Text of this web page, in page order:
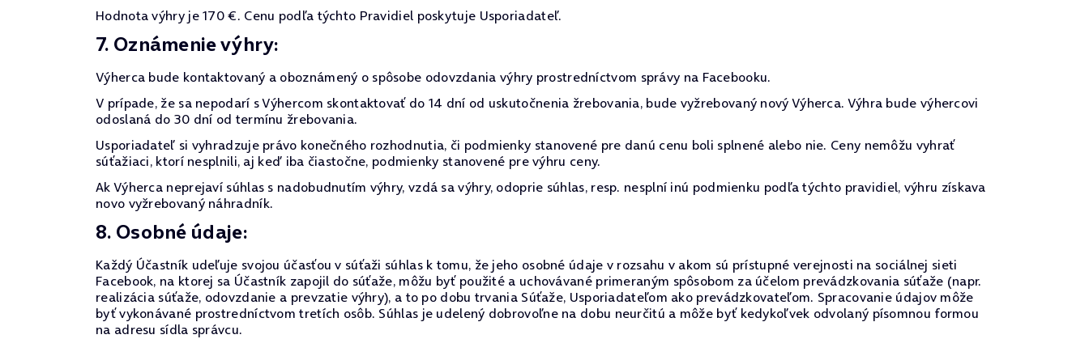
Hodnota výhry je 170 €. Cenu podľa týchto Pravidiel poskytuje Usporiadateľ.
7. Oznámenie výhry:
Výherca bude kontaktovaný a oboznámený o spôsobe odovzdania výhry prostredníctvom správy na Facebooku.
V prípade, že sa nepodarí s Výhercom skontaktovať do 14 dní od uskutočnenia žrebovania, bude vyžrebovaný nový Výherca. Výhra bude výhercovi
odoslaná do 30 dní od termínu žrebovania.
Usporiadateľ si vyhradzuje právo konečného rozhodnutia, či podmienky stanovené pre danú cenu boli splnené alebo nie. Ceny nemôžu vyhrať
súťažiaci, ktorí nesplnili, aj keď iba čiastočne, podmienky stanovené pre výhru ceny.
Ak Výherca neprejaví súhlas s nadobudnutím výhry, vzdá sa výhry, odoprie súhlas, resp. nesplní inú podmienku podľa týchto pravidiel, výhru získava
novo vyžrebovaný náhradník.
8. Osobné údaje:
Každý Účastník udeľuje svojou účasťou v súťaži súhlas k tomu, že jeho osobné údaje v rozsahu v akom sú prístupné verejnosti na sociálnej sieti
Facebook, na ktorej sa Účastník zapojil do súťaže, môžu byť použité a uchovávané primeraným spôsobom za účelom prevádzkovania súťaže (napr.
realizácia súťaže, odovzdanie a prevzatie výhry), a to po dobu trvania Súťaže, Usporiadateľom ako prevádzkovateľom. Spracovanie údajov môže
byť vykonávané prostredníctvom tretích osôb. Súhlas je udelený dobrovoľne na dobu neurčitú a môže byť kedykoľvek odvolaný písomnou formou
na adresu sídla správcu.